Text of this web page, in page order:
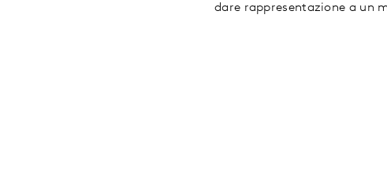
dare rappresentazione a un